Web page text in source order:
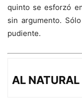
quinto se esforzó
sin argumento.
pudiente.
AL NATURAL